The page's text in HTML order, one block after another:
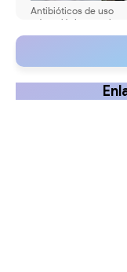
Antibióticos de uso
odontológico en el
Consideraciones en